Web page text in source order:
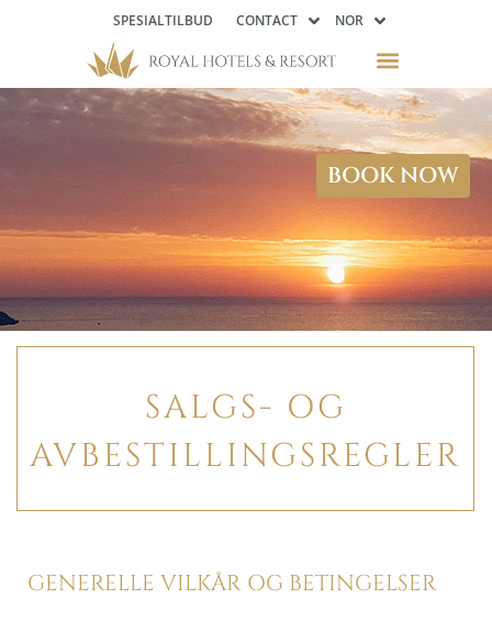
SPESIALTILBUD CONTACT NOR
SALGS- OG
AVBESTILLINGSREGLER
GENERELLE VILKÅR OG BETINGELSER
BOOK NOW